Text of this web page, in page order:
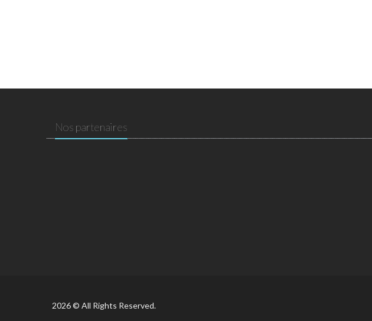
Nos partenaires
2026 © All Rights Reserved.